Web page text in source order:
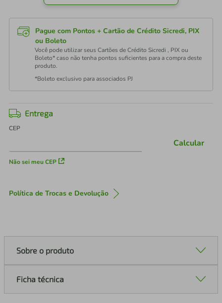
Pague com Pontos + Cartão de Crédito Sicredi, PIX
ou Boleto
Você pode utilizar seus Cartões de Crédito Sicredi , PIX ou
Boleto* caso não tenha pontos suficientes para a compra deste
produto.
*Boleto exclusivo para associados PJ
Entrega
CEP
Não sei meu CEP
Calcular
Política de Trocas e Devolução
Sobre o produto
Ficha técnica